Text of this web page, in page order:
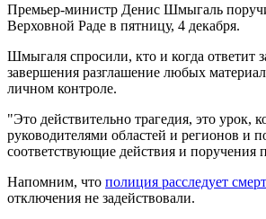
Премьер-министр Денис Шмыгаль
Верховной Раде в пятницу, 4 декабря.
Шмыгаля спросили, кто и когда ответит
завершения разглашение любых
личном контроле.
"Это действительно трагедия, это
руководителями областей и регионов и
соответствующие действия и поручения
Напомним, что полиция расследует
отключения не задействовали.